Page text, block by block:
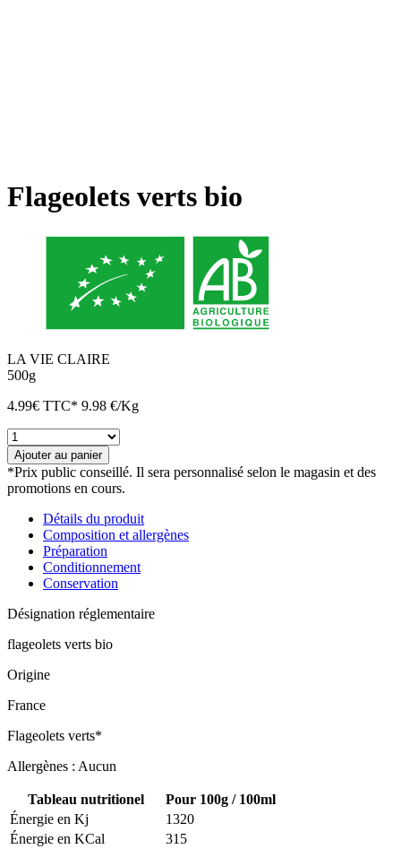
Flageolets verts bio
LA VIE CLAIRE
500g
4.99€ TTC* 9.98 €/Kg
quantité
de
Flageolets
verts
bio
Ajouter au panier
*Prix public conseillé. Il sera personnalisé selon le magasin et des
promotions en cours.
Détails du produit
Composition et allergènes
Préparation
Conditionnement
Conservation
Désignation réglementaire
flageolets verts bio
Origine
France
Flageolets verts*
Allergènes : Aucun
Tableau nutritionel
Pour 100g / 100ml
Énergie en Kj
1320
Énergie en KCal
315